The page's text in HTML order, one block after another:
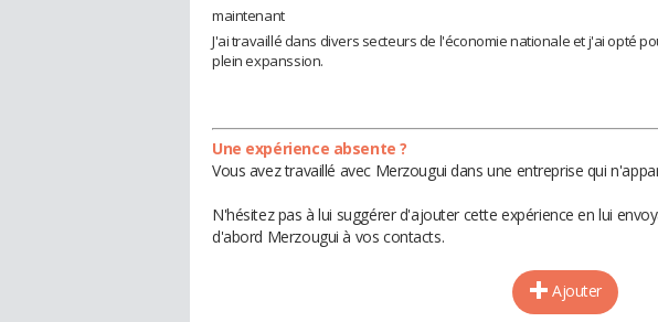
maintenant
J'ai travaillé dans divers secteurs de l'économie nationale et j'ai opté
plein expanssion.
Une expérience absente ?
Vous avez travaillé avec Merzougui dans une entreprise qui
N'hésitez pas à lui suggérer d'ajouter cette expérience en lui
d'abord Merzougui à vos contacts.
Ajouter